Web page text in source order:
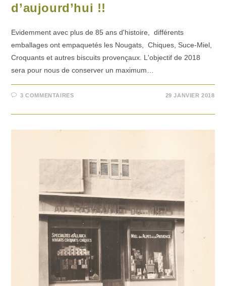
d’aujourd’hui !!
Evidemment avec plus de 85 ans d'histoire, différents
emballages ont empaquetés les Nougats, Chiques, Suce-Miel,
Croquants et autres biscuits provençaux. L'objectif de 2018
sera pour nous de conserver un maximum…
3 COMMENTAIRES 29 JANVIER 2018